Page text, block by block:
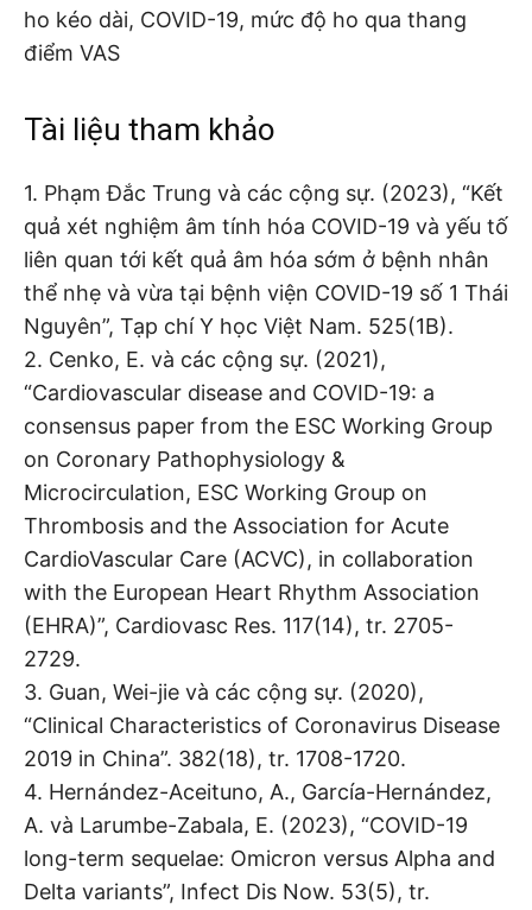
ho kéo dài, COVID-19, mức độ ho qua thang
điểm VAS
Tài liệu tham khảo
1. Phạm Đắc Trung và các cộng sự. (2023), “Kết
quả xét nghiệm âm tính hóa COVID-19 và yếu tố
liên quan tới kết quả âm hóa sớm ở bệnh nhân
thể nhẹ và vừa tại bệnh viện COVID-19 số 1 Thái
Nguyên”, Tạp chí Y học Việt Nam. 525(1B).
2. Cenko, E. và các cộng sự. (2021),
“Cardiovascular disease and COVID-19: a
consensus paper from the ESC Working Group
on Coronary Pathophysiology &
Microcirculation, ESC Working Group on
Thrombosis and the Association for Acute
CardioVascular Care (ACVC), in collaboration
with the European Heart Rhythm Association
(EHRA)”, Cardiovasc Res. 117(14), tr. 2705-
2729.
3. Guan, Wei-jie và các cộng sự. (2020),
“Clinical Characteristics of Coronavirus Disease
2019 in China”. 382(18), tr. 1708-1720.
4. Hernández-Aceituno, A., García-Hernández,
A. và Larumbe-Zabala, E. (2023), “COVID-19
long-term sequelae: Omicron versus Alpha and
Delta variants”, Infect Dis Now. 53(5), tr.